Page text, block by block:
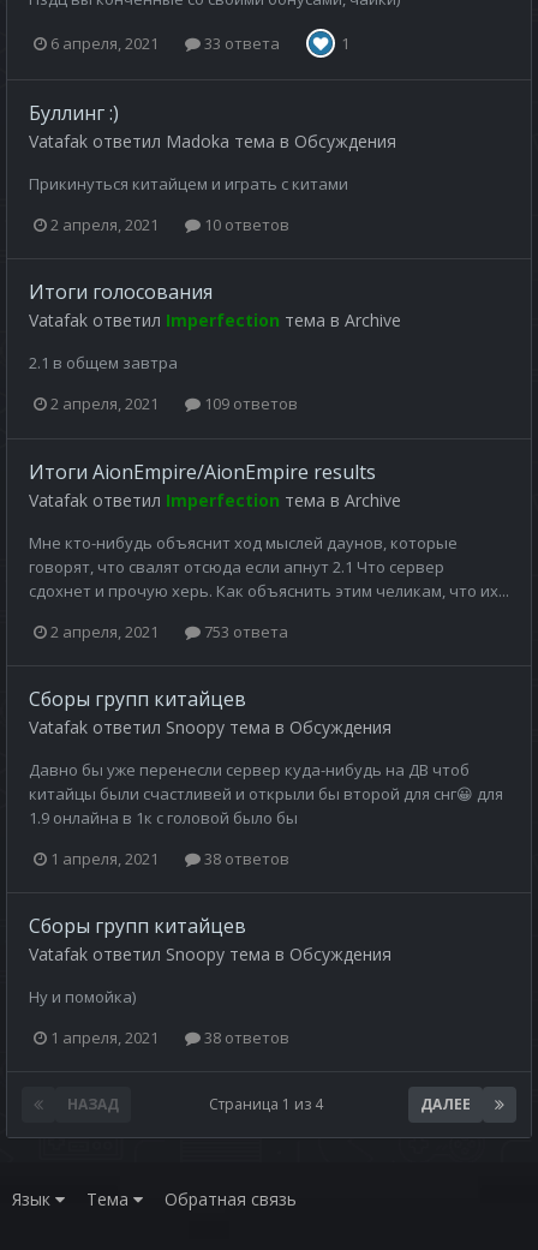
6 апреля, 2021 33 ответа 1
Буллинг :)
Vatafak ответил Madoka тема в Обсуждения
Прикинуться китайцем и играть с китами
2 апреля, 2021
10 ответов
Итоги голосования
Vatafak ответил Imperfection тема в Archive
2.1 в общем завтра
2 апреля, 2021
109 ответов
Итоги AionEmpire/AionEmpire results
Vatafak ответил Imperfection тема в Archive
Мне кто-нибудь объяснит ход мыслей даунов, которые
говорят, что свалят отсюда если апнут 2.1 Что сервер
сдохнет и прочую херь. Как объяснить этим челикам, что их...
2 апреля, 2021
753 ответа
Сборы групп китайцев
Vatafak ответил Snoopy тема в Обсуждения
Давно бы уже перенесли сервер куда-нибудь на ДВ чтоб
китайцы были счастливей и открыли бы второй для снг😀 для
1.9 онлайна в 1к с головой было бы
1 апреля, 2021
38 ответов
Сборы групп китайцев
Vatafak ответил Snoopy тема в Обсуждения
Ну и помойка)
1 апреля, 2021
38 ответов
НАЗАД ДАЛЕЕ
Страница 1 из 4
Язык Тема Обратная связь